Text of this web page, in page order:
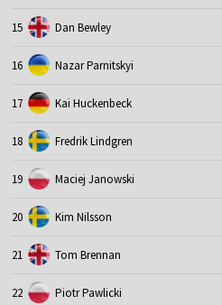
15 Dan Bewley
16 Nazar Parnitskyi
17 Kai Huckenbeck
18 Fredrik Lindgren
19 Maciej Janowski
20 Kim Nilsson
21 Tom Brennan
22 Piotr Pawlicki